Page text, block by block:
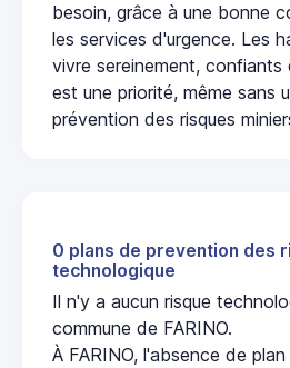
besoin, grâce à une bonne
les services d'urgence. Les
vivre sereinement, confiants
est une priorité, même sans
prévention des risques
0 plans de prevention des
technologique
Il n'y a aucun risque
commune de FARINO.
À FARINO, l'absence de